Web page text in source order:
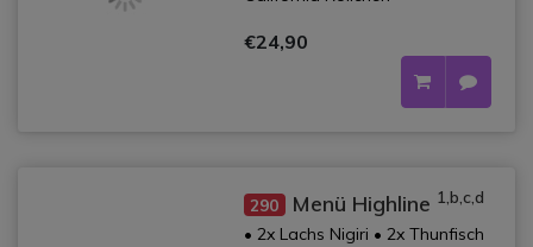
€24,90
290 Menü Highline 1,b,c,d
• 2x Lachs Nigiri • 2x Thunfisch